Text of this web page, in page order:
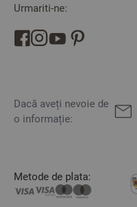
Urmariti-ne:
Dacă aveți nevoie de
o informație:
Metode de plata: